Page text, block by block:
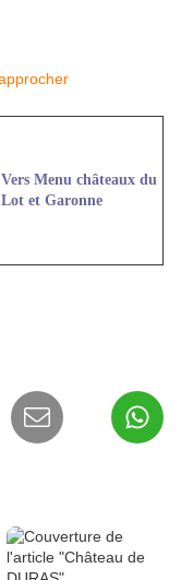
Vers Menu châteaux du
Lot et Garonne